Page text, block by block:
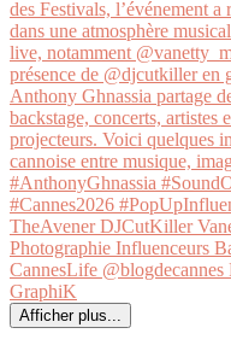
Afficher plus...